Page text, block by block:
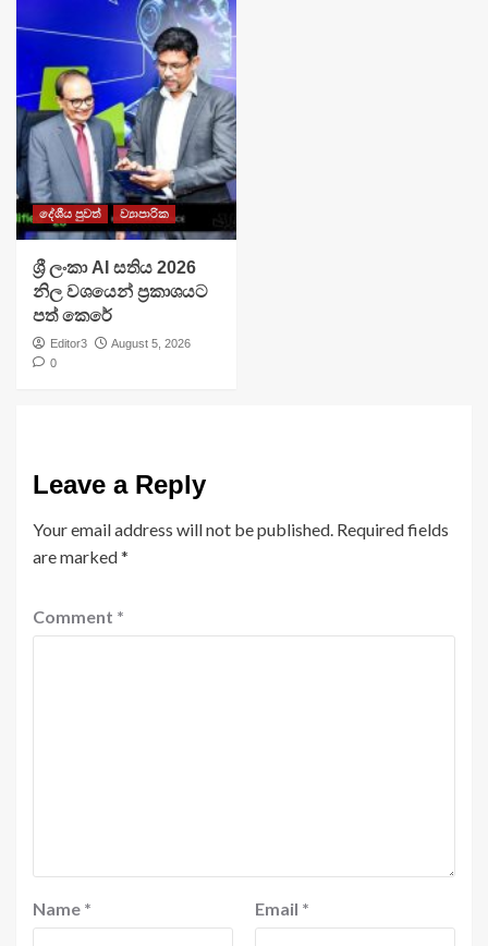
දේශීය පුවත් ව්‍යාපාරික
ශ්‍රී ලංකා AI සතිය 2026
නිල වශයෙන් ප්‍රකාශයට
පත් කෙරේ
Editor3
August 5, 2026
0
Leave a Reply
Your email address will not be published. Required fields
are marked*
Comment *
Name * Email *